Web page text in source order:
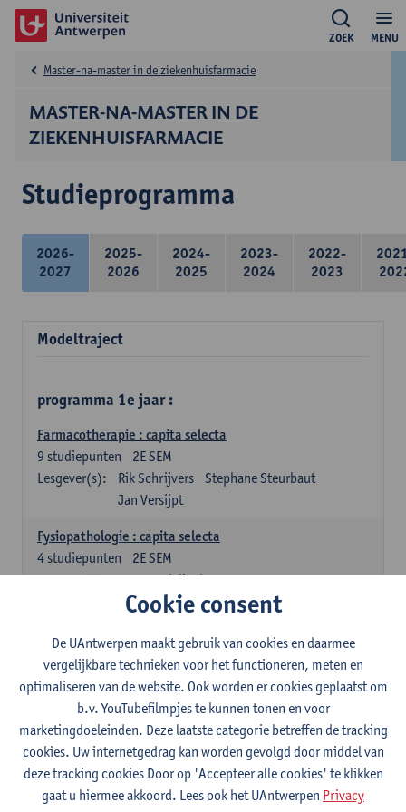
MENU
ZOEK
MASTER-NA-MASTER IN DE
ZIEKENHUISFARMACIE
Master-na-master in de ziekenhuisfarmacie
Studieprogramma
2026-
2027
2025-
2026
2024-
2025
2023-
2024
2022-
2023
Modeltraject
programma 1e jaar :
Farmacotherapie : capita selecta
2E SEM
9 studiepunten
Lesgever(s):
Rik Schrijvers
Stephane Steurbaut
Jan Versijpt
Fysiopathologie : capita selecta
2E SEM
4studiepunten
Lesgever(s):
Inge Derdelinckx Joost Wauters
Organisatie en beheer van de ziekenhuisapotheek deel 1
1E SEM
studiepunten
Lesgever(s):
Annemie Somers Jens Van Krieken
Ziekenhuishygiëne
2E SEM
studiepunten
Lesgever(s):
Isabel Leroux-Roels Stefanie Desmet
Farmaceutische technologie voor het ziekenhuis
2E SEM
4studiepunten
Cookie consent
De UAntwerpen maakt gebruik van cookies en daarmee
vergelijkbare technieken voor het functioneren, meten en
optimaliseren van de website. Ook worden er cookies geplaatst om
b.v. YouTubefilmpjes te kunnen tonen en voor
marketingdoeleinden. Deze laatste categorie betreffen de tracking
cookies. Uw internetgedrag kan worden gevolgd door middel van
deze tracking cookies Door op 'Accepteer alle cookies' te klikken
gaat u hiermee akkoord. Lees ook het UAntwerpen Privacy